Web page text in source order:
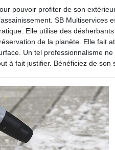
pouvoir profiter de son
SB Multiservices
Elle utilise des
de la planète. Elle fait
Un tel professionnalisme
à fait justifier. Bénéficiez de son